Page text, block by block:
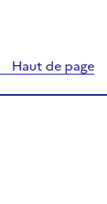
Haut de page